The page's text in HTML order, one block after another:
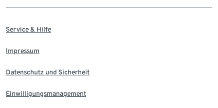
Service & Hilfe
Impressum
Datenschutz und Sicherheit
Einwilligungsmanagement